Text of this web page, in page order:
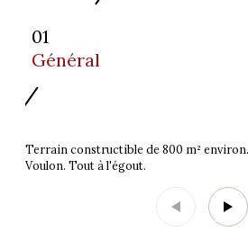
01
Général
Terrain constructible de 800 m²
Voulon. Tout à l'égout.